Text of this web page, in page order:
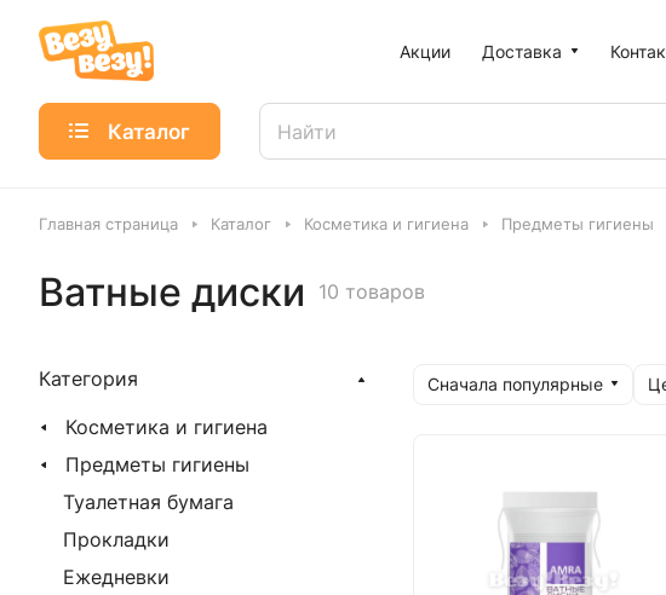
Акции Доставка
Каталог
Главная страница Каталог Косметика и гигиена Предметы гигиены
Ватные диски 10 товаров
Сначала популярные
Категория
Косметика и гигиена
Предметы гигиены
Туалетная бумага
Прокладки
Ежедневки